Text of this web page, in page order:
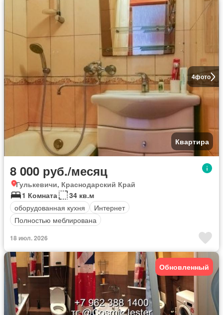
4фото
Квартира
8 000 руб./месяц
Гулькевичи, Краснодарский Край
1 Комната
34 кв.м
оборудованная кухня
Интернет
Полностью меблирована
18 июл. 2026
Обновленный